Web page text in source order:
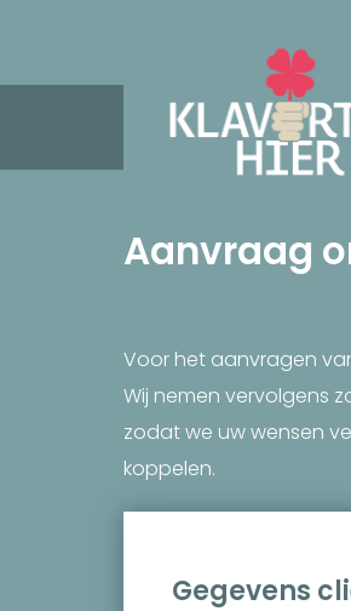
Aanvraag
Voor het aanvragen
Wij nemen vervolgens
zodat we uw wensen
koppelen.
Gegevens